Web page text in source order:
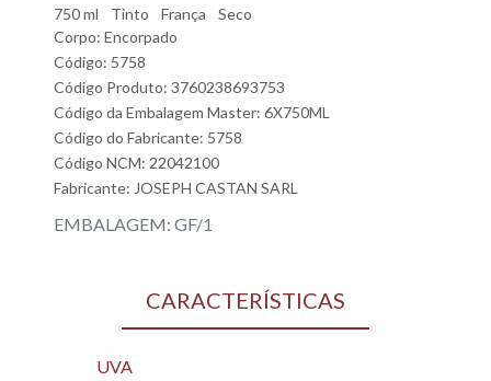
750 ml Tinto França
Seco
Corpo: Encorpado
Código: 5758
Código Produto: 3760238693753
Código da Embalagem Master: 6X750ML
Código do Fabricante: 5758
Código NCM: 22042100
Fabricante: JOSEPH CASTAN SARL
EMBALAGEM: GF/1
CARACTERÍSTICAS
UVA